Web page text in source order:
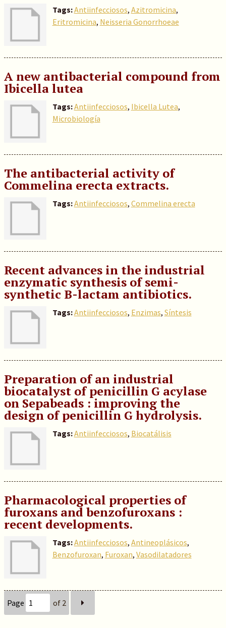
Tags:Antiinfecciosos, Azitromicina,
Eritromicina, Neisseria Gonorrhoeae
A new antibacterial compound from
Ibicella lutea
Tags:Antiinfecciosos, Ibicella Lutea,
Microbiología
The antibacterial activity of
Commelina erecta extracts.
Tags:Antiinfecciosos, Commelina erecta
Recent advances in the industrial
enzymatic synthesis of semi-
synthetic B-lactam antibiotics.
Tags:Antiinfecciosos, Enzimas, Síntesis
Preparation of an industrial
biocatalyst of penicillin G acylase
on Sepabeads : improving the
design of penicillin G hydrolysis.
Tags:Antiinfecciosos, Biocatálisis
Pharmacological properties of
furoxans and benzofuroxans :
recent developments.
Tags:Antiinfecciosos, Antineoplásicos,
Benzofuroxan, Furoxan, Vasodilatadores
Page of 2